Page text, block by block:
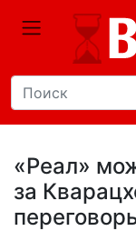
«Реал»
за